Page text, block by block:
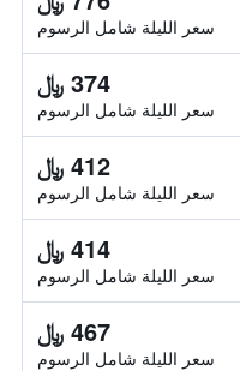
سعر الليلة شامل الرسوم
374 ﷼
سعر الليلة شامل الرسوم
412 ﷼
سعر الليلة شامل الرسوم
414 ﷼
سعر الليلة شامل الرسوم
467 ﷼
سعر الليلة شامل الرسوم